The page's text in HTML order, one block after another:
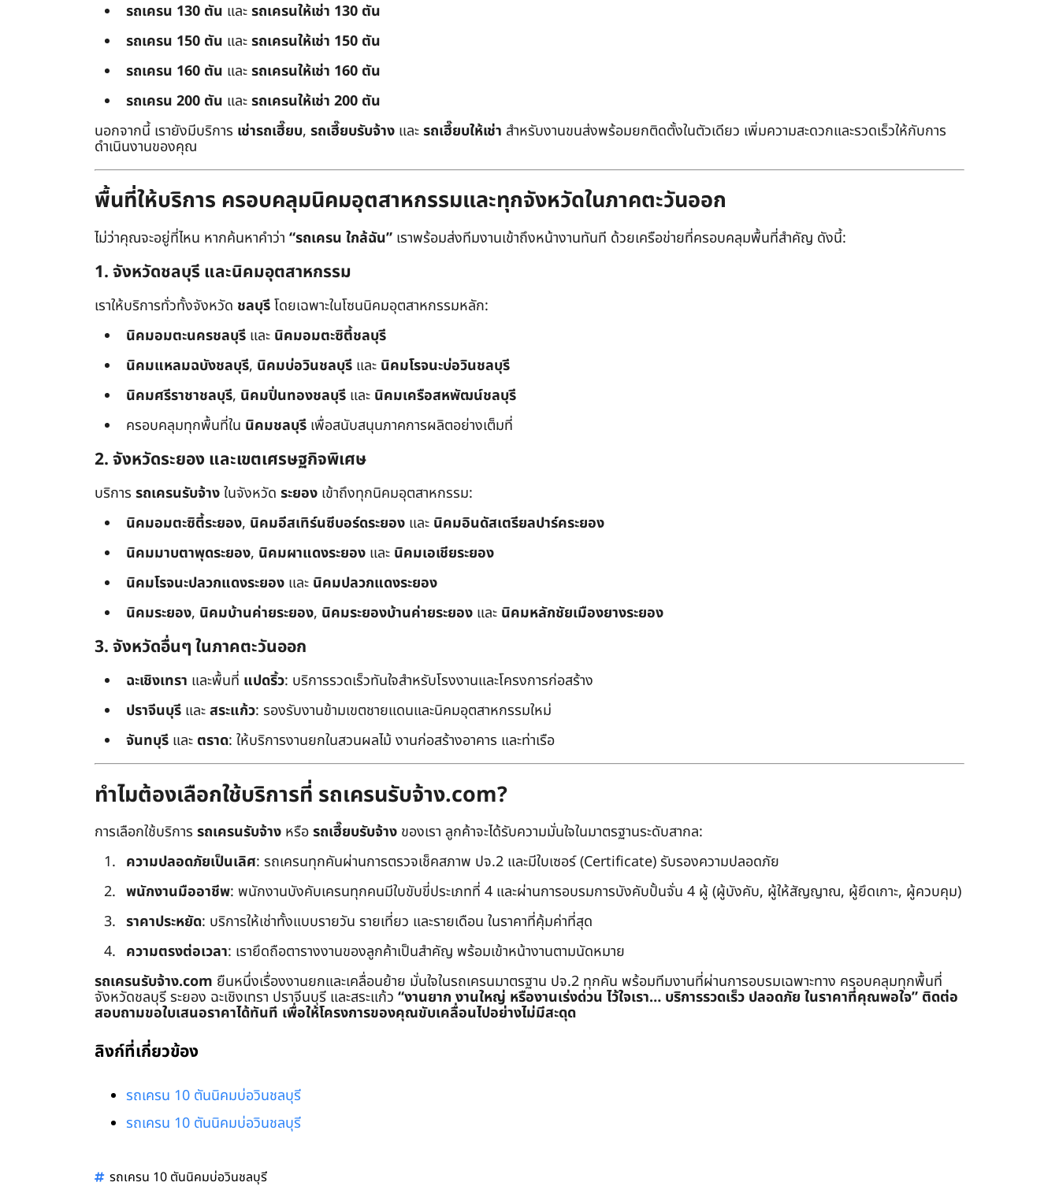
รถเครน 130 ตัน และรถเครนให้เช่า 130 ตัน
รถเครน 150 ตัน และรถเครนให้เช่า 150 ตัน
รถเครน 160 ตัน และรถเครนให้เช่า 160 ตัน
รถเครน 200 ตัน และรถเครนให้เช่า 200 ตัน
นอกจากนี้ เรายังมีบริการ เช่ารถเฮี๊ยบ, รถเฮี๊ยบรับจ้าง และรถเฮี๊ยบให้เช่า สำหรับงานขนส่งพร้อมยกติดตั้งในตัวเดียว เพิ่มความสะดวกและรวดเร็วให้กับการ
ดำเนินงานของคุณ
พื้นที่ให้บริการ ครอบคลุมนิคมอุตสาหกรรมและทุกจังหวัดในภาคตะวันออก
ไม่ว่าคุณจะอยู่ที่ไหน หากค้นหาคำว่า “รถเครน ใกล้ฉัน” เราพร้อมส่งทีมงานเข้าถึงหน้างานทันที ด้วยเครือข่ายที่ครอบคลุมพื้นที่สำคัญ ดังนี้:
1. จังหวัดชลบุรี และนิคมอุตสาหกรรม
เราให้บริการทั่วทั้งจังหวัด ชลบุรีโดยเฉพาะในโซนนิคมอุตสาหกรรมหลัก:
นิคมอมตะนครชลบุรี และ นิคมอมตะซิตี้ชลบุรี
นิคมแหลมฉบังชลบุรี, นิคมบ่อวินชลบุรี และ นิคมโรจนะบ่อวินชลบุรี
นิคมศรีราชาชลบุรี, นิคมปิ่นทองชลบุรี และ นิคมเครือสหพัฒน์ชลบุรี
ครอบคลุมทุกพื้นที่ใน นิคมชลบุรี เพื่อสนับสนุนภาคการผลิตอย่างเต็มที่
2. จังหวัดระยอง และเขตเศรษฐกิจพิเศษ
บริการ รถเครนรับจ้างในจังหวัด ระยอง เข้าถึงทุกนิคมอุตสาหกรรม:
นิคมอมตะซิตี้ระยอง, นิคมอีสเทิร์นซีบอร์ดระยอง และ นิคมอินดัสเตรียลปาร์คระยอง
นิคมมาบตาพุดระยอง, นิคมผาแดงระยอง และ นิคมเอเชียระยอง
นิคมโรจนะปลวกแดงระยอง และ นิคมปลวกแดงระยอง
นิคมระยอง, นิคมบ้านค่ายระยอง, นิคมระยองบ้านค่ายระยอง และ นิคมหลักชัยเมืองยางระยอง
3. จังหวัดอื่นๆ ในภาคตะวันออก
ฉะเชิงเทรา และพื้นที่ แปดริ้ว: บริการรวดเร็วทันใจสำหรับโรงงานและโครงการก่อสร้าง
ปราจีนบุรี และสระแก้ว: รองรับงานข้ามเขตชายแดนและนิคมอุตสาหกรรมใหม่
จันทบุรี และ ตราด: ให้บริการงานยกในสวนผลไม้ งานก่อสร้างอาคาร และท่าเรือ
ทำไมต้องเลือกใช้บริการที่ รถเครนรับจ้าง.com?
การเลือกใช้บริการ รถเครนรับจ้าง หรือรถเฮี๊ยบรับจ้าง ของเรา ลูกค้าจะได้รับความมั่นใจในมาตรฐานระดับสากล:
ความปลอดภัยเป็นเลิศ: รถเครนทุกคันผ่านการตรวจเช็คสภาพ ปจ.2 และมีใบเซอร์ (Certificate) รับรองความปลอดภัย
พนักงานมืออาชีพ: พนักงานบังคับเครนทุกคนมีใบขับขี่ประเภทที่ 4 และผ่านการอบรมการบังคับปั้นจั่น 4 ผู้ (ผู้บังคับ, ผู้ให้สัญญาณ, ผู้ยึดเกาะ, ผู้ควบคุม)
ราคาประหยัด: บริการให้เช่าทั้งแบบรายวัน รายเที่ยว และรายเดือน ในราคาที่คุ้มค่าที่สุด
ความตรงต่อเวลา: เรายึดถือตารางงานของลูกค้าเป็นสำคัญ พร้อมเข้าหน้างานตามนัดหมาย
รถเครนรับจ้าง.com ยืนหนึ่งเรื่องงานยกและเคลื่อนย้าย มั่นใจในรถเครนมาตรฐาน ปจ.2 ทุกคัน พร้อมทีมงานที่ผ่านการอบรมเฉพาะทาง ครอบคลุมทุกพื้นที่
จังหวัดชลบุรี ระยอง ฉะเชิงเทรา ปราจีนบุรี และสระแก้ว “งานยาก งานใหญ่ หรืองานเร่งด่วน ไว้ใจเรา… บริการรวดเร็ว ปลอดภัย ในราคาที่คุณพอใจ” ติดต่อ
สอบถามขอใบเสนอราคาได้ทันที เพื่อให้โครงการของคุณขับเคลื่อนไปอย่างไม่มีสะดุด
ลิงก์ที่เกี่ยวข้อง
รถเครน 10 ตันนิคมบ่อวินชลบุรี
รถเครน 10 ตันนิคมบ่อวินชลบุรี
รถเครน 10 ตันนิคมบ่อวินชลบุรี